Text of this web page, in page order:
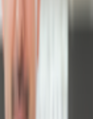
beträgt 106.00 kWh/
eines der
unmittelbar südlich der
und grenzt im Norden an
entsteht mit dem